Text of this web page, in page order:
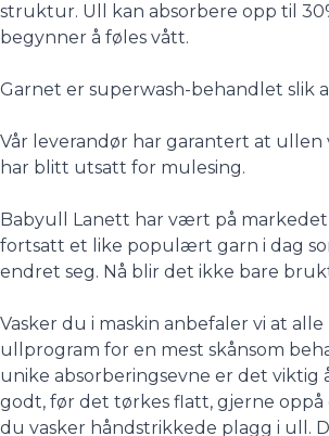
struktur. Ull kan absorbere opp til
begynner å føles vått.
Garnet er superwash-behandlet slik
Vår leverandør har garantert at ullen
har blitt utsatt for mulesing.
Babyull Lanett har vært på
fortsatt et like populært garn i dag
endret seg. Nå blir det ikke bare
Vasker du i maskin anbefaler vi at
ullprogram for en mest skånsom
unike absorberingsevne er det
godt, før det tørkes flatt, gjerne
du vasker håndstrikkede plagg i ull.